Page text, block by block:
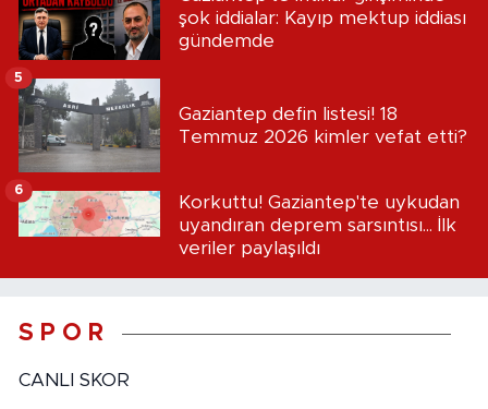
şok iddialar: Kayıp mektup iddiası
gündemde
Gaziantep defin listesi! 18
Temmuz 2026 kimler vefat etti?
5
Korkuttu! Gaziantep'te uykudan
uyandıran deprem sarsıntısı... İlk
veriler paylaşıldı
6
S P O R
CANLI SKOR